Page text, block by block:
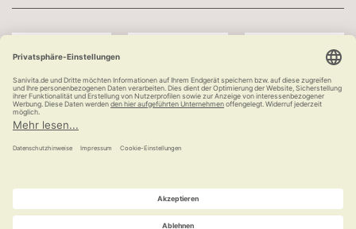
Kauf auf Rechnung
versandkostenfrei